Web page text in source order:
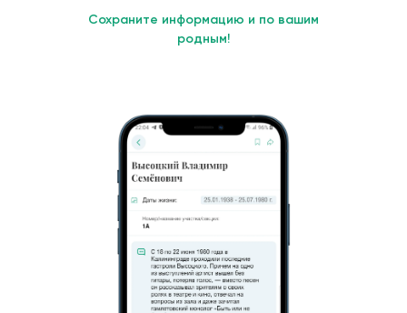
Сохраните информацию и по вашим
родным!